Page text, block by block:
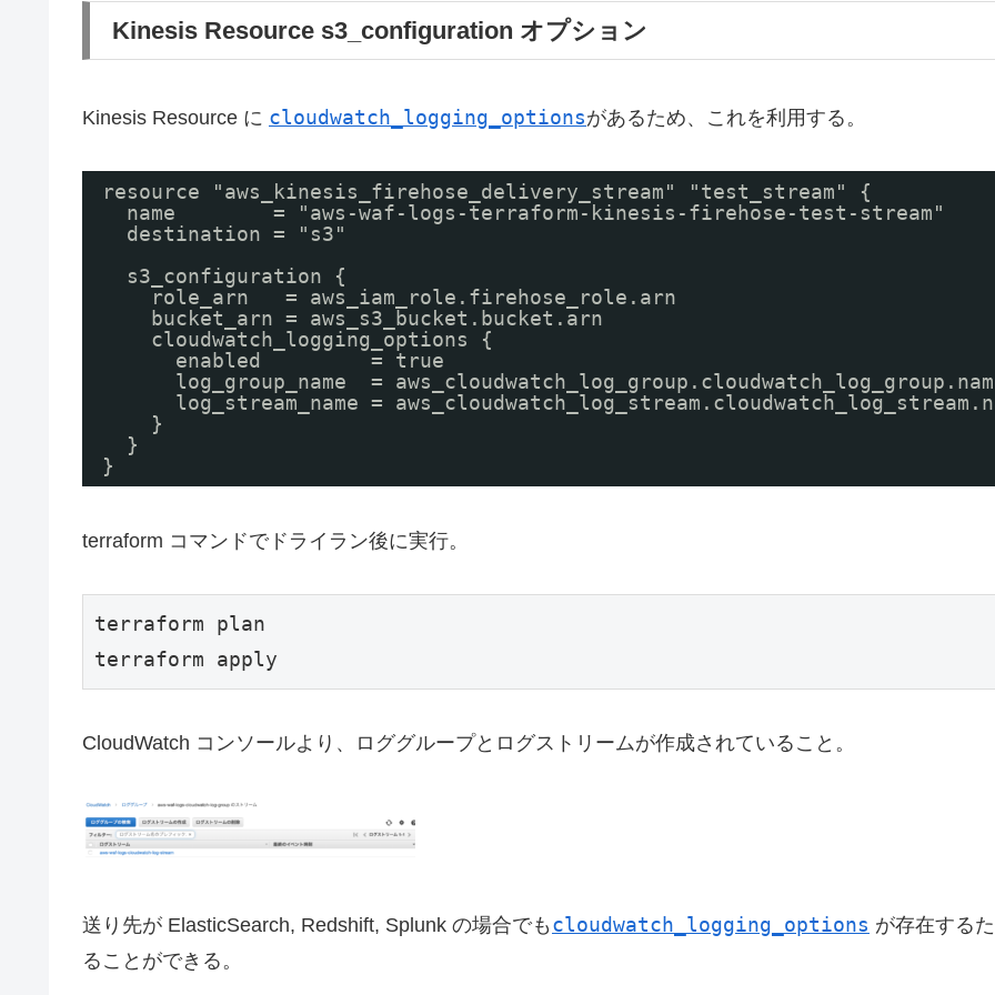
Kinesis Resource s3_configuration オプション
Kinesis Resource に cloudwatch_logging_optionsがあるため、これを利用する。
resource "aws_kinesis_firehose_delivery_stream" "test_stream" {
name        = "aws-waf-logs-terraform-kinesis-firehose-test-stream"
destination = "s3"
s3_configuration {
role_arn   = aws_iam_role.firehose_role.arn
bucket_arn = aws_s3_bucket.bucket.arn
cloudwatch_logging_options {
enabled         = true
log_group_name  =
log_stream_name =
}
}
}
terraform コマンドでドライラン後に実行。
terraform plan
terraform apply
CloudWatch コンソールより、ロググループとログストリームが作成されていること。
送り先が ElasticSearch, Redshift, Splunk の場合でも cloudwatch_logging_options が存在する
ることができる。